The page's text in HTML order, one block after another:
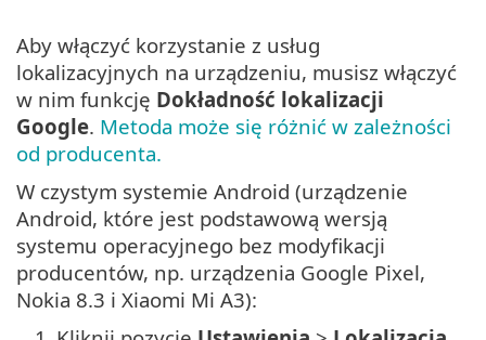
Aby włączyć korzystanie z usług
lokalizacyjnych na urządzeniu, musisz włączyć
w nim funkcję Dokładność lokalizacji
Google. Metoda może się różnić w zależności
od producenta.
W czystym systemie Android (urządzenie
Android, które jest podstawową wersją
systemu operacyjnego bez modyfikacji
producentów, np. urządzenia Google Pixel,
Nokia 8.3 i Xiaomi Mi A3):